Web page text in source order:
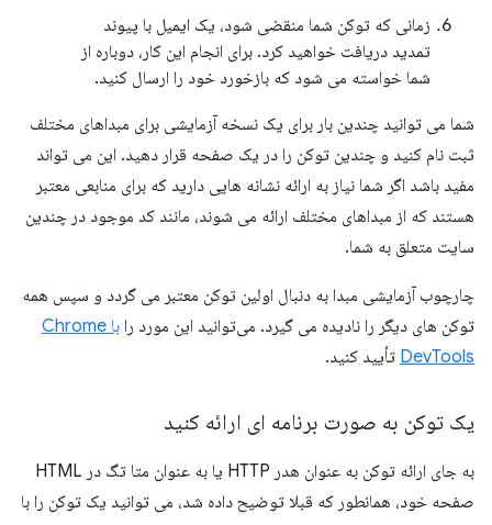
زمانی که توکن شما منقضی شود، یک ایمیل با پیوند
تمدید دریافت خواهید کرد. برای انجام این کار، دوباره از
شما خواسته می شود که بازخورد خود را ارسال کنید.
شما می توانید چندین بار برای یک نسخه آزمایشی برای مبداهای مختلف
ثبت نام کنید و چندین توکن را در یک صفحه قرار دهید. این می تواند
مفید باشد اگر شما نیاز به ارائه نشانه هایی دارید که برای منابعی معتبر
هستند که از مبداهای مختلف ارائه می شوند، مانند کد موجود در چندین
سایت متعلق به شما.
چارچوب آزمایشی مبدا به دنبال اولین توکن معتبر می گردد و سپس همه
توکن های دیگر را نادیده می گیرد. می‌توانید این مورد را
با Chrome
DevTools تأیید کنید.
یک توکن به صورت برنامه ای ارائه کنید
به جای ارائه توکن به عنوان هدر HTTP یا به عنوان متا تگ در HTML
صفحه خود، همانطور که قبلا توضیح داده شد، می توانید یک توکن را با